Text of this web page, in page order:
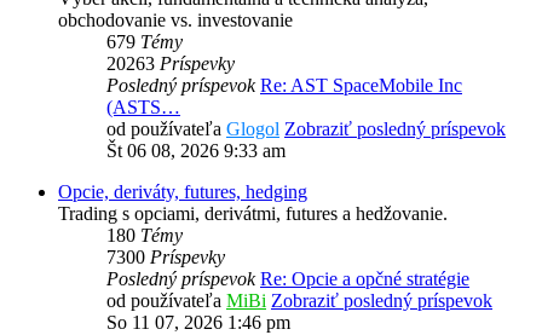
obchodovanie vs. investovanie
679 Témy
20263 Príspevky
Posledný príspevok Re: AST SpaceMobile Inc
(ASTS…
od používateľa Glogol Zobraziť posledný príspevok
Št 06 08, 2026 9:33 am
Opcie, deriváty, futures, hedging
Trading s opciami, derivátmi, futures a hedžovanie.
180 Témy
7300 Príspevky
Posledný príspevok Re: Opcie a opčné stratégie
od používateľa MiBi Zobraziť posledný príspevok
So 11 07, 2026 1:46 pm